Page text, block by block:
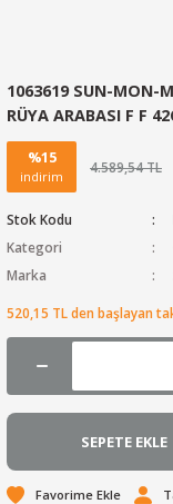
1063619 SUN-MON-
RÜYA ARABASI F F
%15
indirim
4.589,54 TL
Stok Kodu
Kategori
Marka
520,15 TL den başlayan
SEPETE EKLE